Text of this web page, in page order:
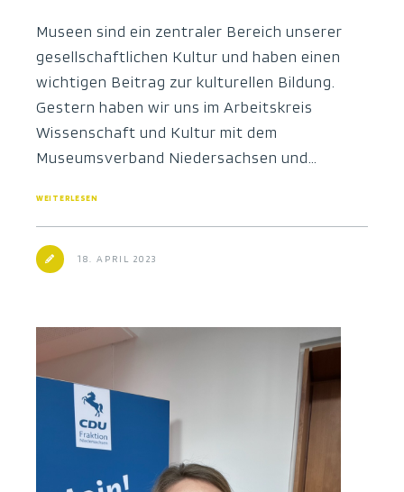
Museen sind ein zentraler Bereich unserer
gesellschaftlichen Kultur und haben einen
wichtigen Beitrag zur kulturellen Bildung.
Gestern haben wir uns im Arbeitskreis
Wissenschaft und Kultur mit dem
Museumsverband Niedersachsen und…
WEITERLESEN
18. APRIL 2023